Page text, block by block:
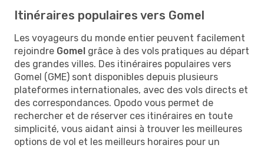
Itinéraires populaires vers Gomel
Les voyageurs du monde entier peuvent facilement
rejoindre Gomel grâce à des vols pratiques au départ
des grandes villes. Des itinéraires populaires vers
Gomel (GME) sont disponibles depuis plusieurs
plateformes internationales, avec des vols directs et
des correspondances. Opodo vous permet de
rechercher et de réserver ces itinéraires en toute
simplicité, vous aidant ainsi à trouver les meilleures
options de vol et les meilleurs horaires pour un